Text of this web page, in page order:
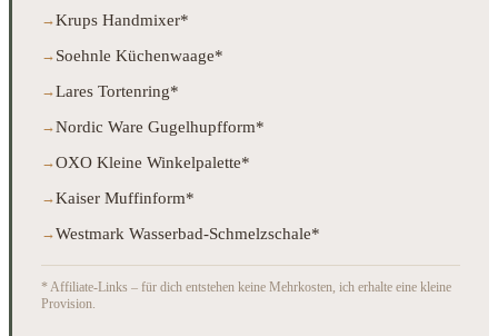
Krups Handmixer*
Soehnle Küchenwaage*
Lares Tortenring*
Nordic Ware Gugelhupfform*
OXO Kleine Winkelpalette*
Kaiser Muffinform*
Westmark Wasserbad-Schmelzschale*
* Affiliate-Links – für dich entstehen keine Mehrkosten, ich erhalte eine kleine
Provision.